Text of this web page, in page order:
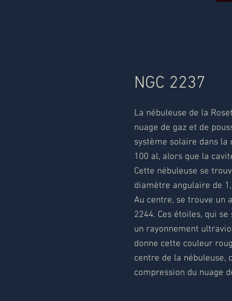
NGC 2237
La nébuleuse de la
nuage de gaz et de
système solaire dans la
100 al, alors que la
Cette nébuleuse se
diamètre angulaire de
Au centre, se trouve un
2244. Ces étoiles, qui
un rayonnement
donne cette couleur
centre de la nébuleuse,
compression du nuage